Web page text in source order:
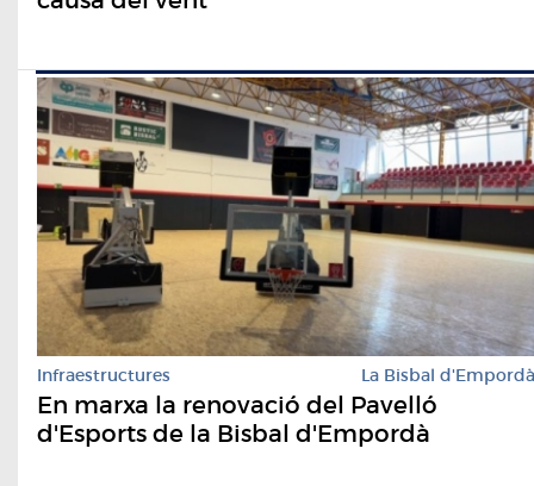
Infraestructures La Bisbal d'Empordà
En marxa la renovació del Pavelló
d'Esports de la Bisbal d'Empordà